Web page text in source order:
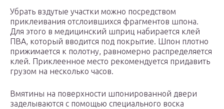
Убрать вздутые участки можно посредством
приклеивания отслоившихся фрагментов шпона.
Для этого в медицинский шприц набирается клей
ПВА, который вводится под покрытие. Шпон плотно
прижимается к полотну, равномерно распределяется
клей. Приклеенное место рекомендуется придавить
грузом на несколько часов.
Вмятины на поверхности шпонированной двери
заделываются с помощью специального воска